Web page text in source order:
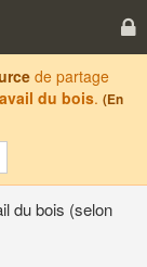
de partage
du bois. (En
du bois (selon